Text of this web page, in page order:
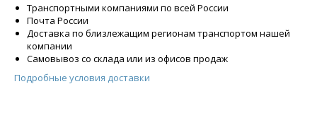
Транспортными компаниями по всей России
Почта России
Доставка по близлежащим регионам транспортом нашей
компании
Самовывоз со склада или из офисов продаж
Подробные условия доставки